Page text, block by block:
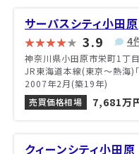
サーパスシティ小田原
3.9 4
神奈川県小田原市栄町1丁
JR東海道本線(東京～熱海)
2007年2月(築19年)
売買価格相場
7,681万
クィーンシティ小田原